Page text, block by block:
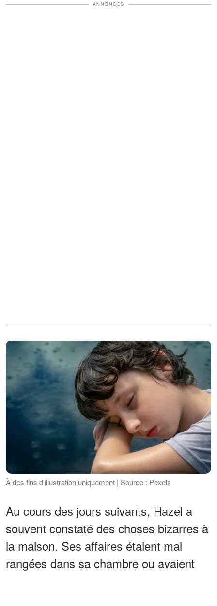
ANNONCES
À des fins d'illustration uniquement | Source : Pexels
Au cours des jours suivants, Hazel a
souvent constaté des choses bizarres à
la maison. Ses affaires étaient mal
rangées dans sa chambre ou avaient